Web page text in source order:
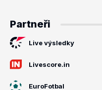
Partneři
Live výsledky
Livescore.in
EuroFotbal